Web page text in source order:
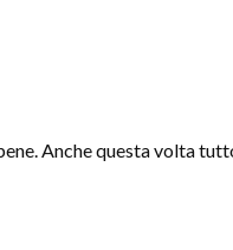
Anche questa volta